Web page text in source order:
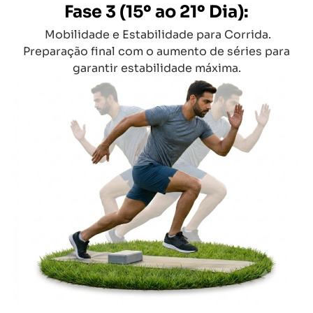
Fase 3 (15º ao 21º Dia):
Mobilidade e Estabilidade para Corrida.
Preparação final com o aumento de séries para
garantir estabilidade máxima.